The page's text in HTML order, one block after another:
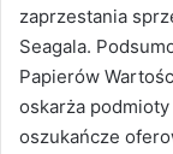
zaprzestania
Seagala.
Papierów
oskarża
oszukańcze